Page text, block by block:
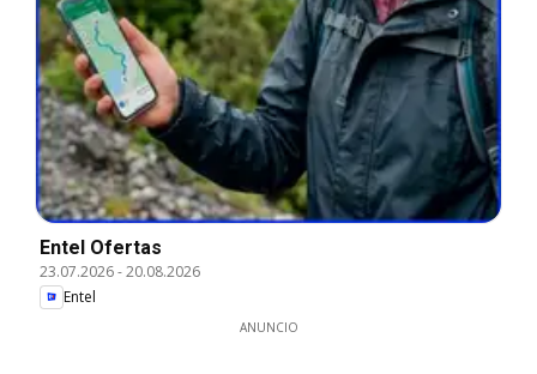
Entel Ofertas
23.07.2026-20.08.2026
Entel
ANUNCIO